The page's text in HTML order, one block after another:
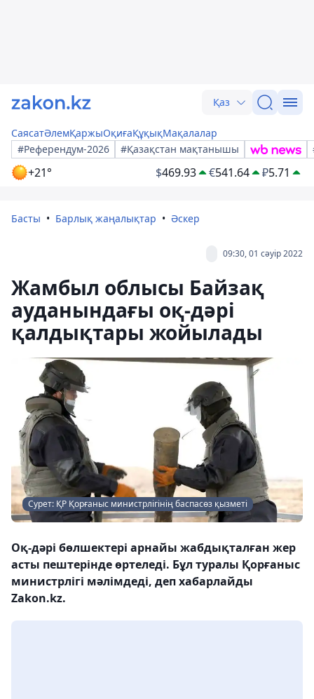
Қаз
СаясатӘлемҚаржыОқиғаҚұқықМақалалар
#Референдум-2026
#Қазақстан мақтанышы
+21° $469.93 €541.64 ₽5.71
Басты Барлық жаңалықтар Әскер
09:30, 01 сәуір 2022
Жамбыл облысы Байзақ
ауданындағы оқ-дәрі
қалдықтары жойылады
Сурет: ҚР Қорғаныс министрлігінің баспасөз қызметі
Оқ-дәрі бөлшектері арнайы жабдықталған жер
асты пештерінде өртеледі. Бұл туралы Қорғаныс
министрлігі мәлімдеді, деп хабарлайды
Zakon.kz.